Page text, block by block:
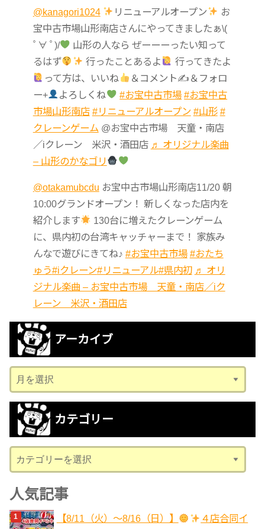
@kanagori1024 リニューアルオープン
お
宝中古市場山形南店さんにやってきましたぁ\(
ﾟ∀ ﾟ)/
山形の人なら ぜーーーったい知って
るはず
行ったことあるよ
行ってきたよ
って方は、いいね
＆コメント✍ ＆フォロ
ー+
よろしくね #お宝中古市場 #お宝中古
市場山形南店 #リニューアルオープン #山形 #
クレーンゲーム @お宝中古市場 天童・南店
／iクレーン 米沢・酒田店 ♬ オリジナル楽曲
– 山形のかなゴリ
@otakamubcdu お宝中古市場山形南店11/20 朝
10:00グランドオープン！ 新しくなった店内を
紹介します
130台に増えたクレーンゲーム
に、県内初の台湾キャッチャーまで！ 家族み
んなで遊びにきてね♪ #お宝中古市場 #おたち
ゅう#iクレーン#リニューアル#県内初 ♬ オリ
ジナル楽曲 – お宝中古市場 天童・南店／iク
レーン 米沢・酒田店
アーカイブ
ー
カ
ブ
カテゴリー
テ
ゴ
リ
ー
人気記事
【8/11（火）～8/16（日）】
４店合同イ